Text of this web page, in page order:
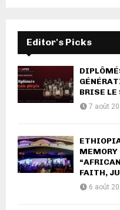
Editor's Picks
BRISE LE
7 août
MEMORY
FAITH,
6 août